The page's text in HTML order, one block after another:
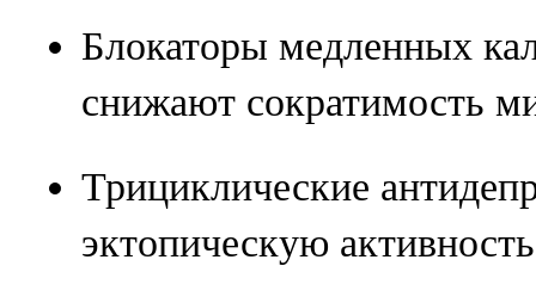
Блокаторы медленных
снижают сократимость
Трициклические
эктопическую